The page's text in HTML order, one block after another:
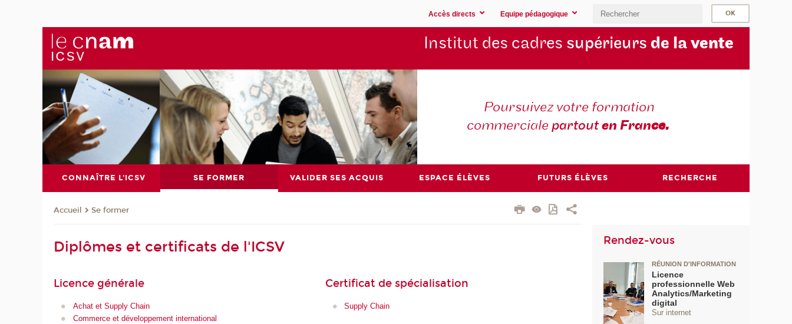
Accès directs Equipe pédagogique
Institut des cadres supérieurs de lavente
Poursuivez votre formation
commercialepartouten France.
CONNAÎTRE L'ICSV SE FORMER VALIDER SES ACQUIS ESPACE ÉLÈVES FUTURS ÉLÈVES RECHERCHE
Accueil Se former
Diplômes et certificats de l'ICSV
Licence générale
Achat et Supply Chain
Commerce et développement international
Certificat de spécialisation
Supply Chain
Rendez-vous
RÉUNION D'INFORMATION
Licence
professionnelle Web
Analytics/Marketing
digital
Sur internet